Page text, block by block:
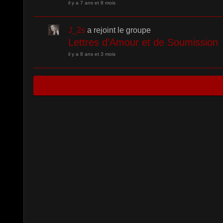
il y a 7 ans et 8 mois
J_2s a rejoint le groupe
Lettres d’Amour et de Soumission
il y a 8 ans et 3 mois